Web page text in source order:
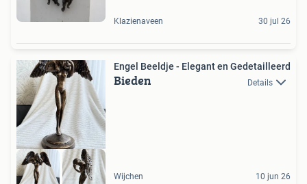
Klazienaveen 30 jul 26
Engel Beeldje - Elegant en Gedetailleerd
Bieden Details
Wijchen 10 jun 26